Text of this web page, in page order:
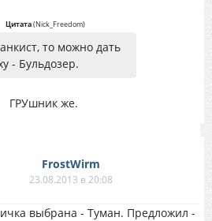
Цитата(Nick_Freedom)
то можно дать
- Бульдозер.
ГРУшник же.
FrostWirm
23.08.2013 в 20:08
выбрана - Туман. Предложил -